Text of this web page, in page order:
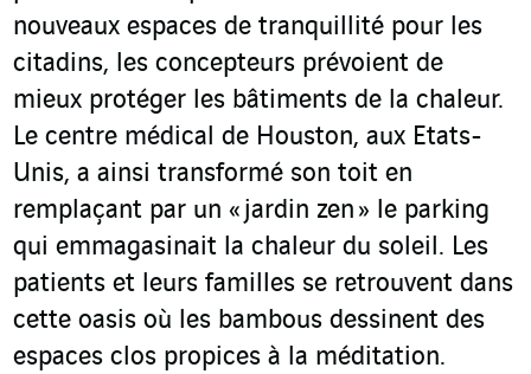
nouveaux espaces de tranquillité pour les
citadins, les concepteurs prévoient de
mieux protéger les bâtiments de la chaleur.
Le centre médical de Houston, aux Etats-
Unis, a ainsi transformé son toit en
remplaçant par un « jardin zen » le parking
qui emmagasinait la chaleur du soleil. Les
patients et leurs familles se retrouvent dans
cette oasis où les bambous dessinent des
espaces clos propices à la méditation.